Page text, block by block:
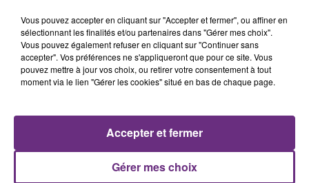
PIERRE DE MAERE
Je Pense A Vous
COLDPLAY
A Sky Full Of Stars
5h38
5h38 5h35
5h35
Vous pouvez accepter en cliquant sur "Accepter et fermer", ou affiner en
sélectionnant les finalités et/ou partenaires dans "Gérer mes choix".
Vous pouvez également refuser en cliquant sur "Continuer sans
accepter". Vos préférences ne s'appliqueront que pour ce site. Vous
pouvez mettre à jour vos choix, ou retirer votre consentement à tout
moment via le lien "Gérer les cookies" situé en bas de chaque page.
Gérer mes choix
Accepter et fermer